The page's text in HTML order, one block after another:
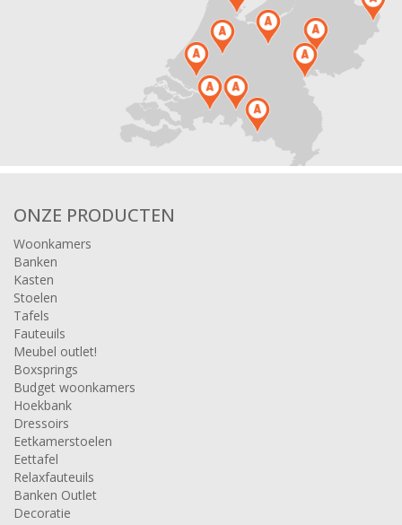
ONZE PRODUCTEN
Woonkamers
Banken
Kasten
Stoelen
Tafels
Fauteuils
Meubel outlet!
Boxsprings
Budget woonkamers
Hoekbank
Dressoirs
Eetkamerstoelen
Eettafel
Relaxfauteuils
Banken Outlet
Decoratie